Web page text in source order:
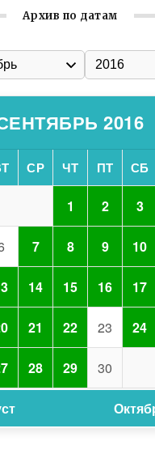
Архив по датам
2016
СР ЧТ ПТ СБ
1 2 3
7 8 9 10
14 15 16 17
21 22 23 24
28 29 30